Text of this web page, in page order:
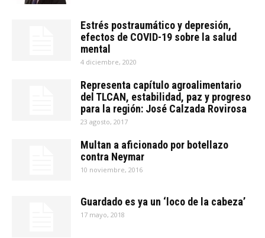
Estrés postraumático y depresión,
efectos de COVID-19 sobre la salud
mental
4 diciembre, 2020
Representa capítulo agroalimentario
del TLCAN, estabilidad, paz y progreso
para la región: José Calzada Rovirosa
23 agosto, 2017
Multan a aficionado por botellazo
contra Neymar
10 noviembre, 2016
Guardado es ya un ‘loco de la cabeza’
17 mayo, 2018